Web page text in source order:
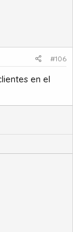
#106
en el